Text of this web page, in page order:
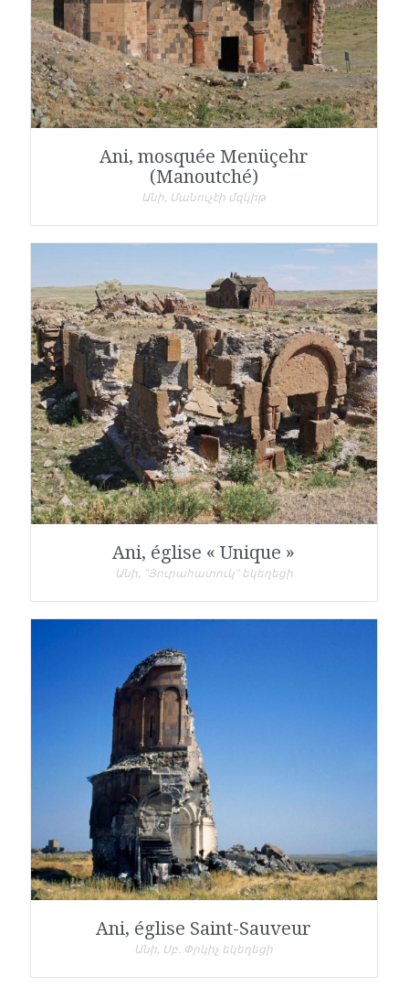
Ani, mosquée Menüçehr
(Manoutché)
Անի, Մանուչէի մզկիթ
Ani, église « Unique »
Անի, "Յուրահատուկ" եկեղեցի
Ani, église Saint-Sauveur
Անի, Սբ. Փրկիչ եկեղեցի